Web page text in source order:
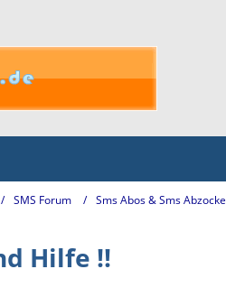
SMS Forum Sms Abos & Sms Abzocke
Hilfe !!